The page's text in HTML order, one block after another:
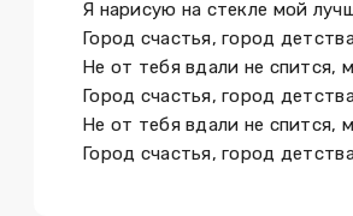
Я нарисую на стекле мой
Город счастья, город
Не от тебя вдали не спится,
Город счастья, город
Не от тебя вдали не спится,
Город счастья, город